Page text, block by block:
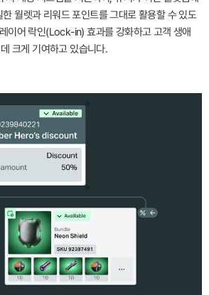
월렛과 리워드 포인트를 그대로 활용할 수 있도
이어 락인(Lock-in) 효과를 강화하고 고객 생애
크게 기여하고 있습니다.